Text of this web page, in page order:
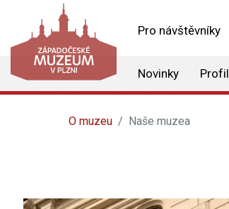
Pro návštěvníky
Novinky Profil
O muzeu Naše muzea